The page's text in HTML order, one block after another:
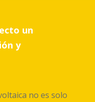
un
y
no es solo